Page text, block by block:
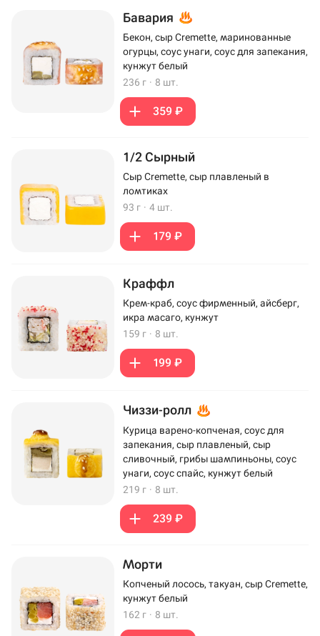
Бавария
Бекон, сыр Cremette, маринованные
огурцы, соус унаги, соус для запекания,
кунжут белый
236 г · 8 шт.
359 ₽
1/2 Сырный
Сыр Cremette, сыр плавленый в
ломтиках
93 г · 4 шт.
179 ₽
Краффл
Крем-краб, соус фирменный, айсберг,
икра масаго, кунжут
159 г · 8 шт.
199 ₽
Чиззи-ролл
Курица варено-копченая, соус для
запекания, сыр плавленый, сыр
сливочный, грибы шампиньоны, соус
унаги, соус спайс, кунжут белый
219 г · 8 шт.
239 ₽
Морти
Копченый лосось, такуан, сыр Cremette,
кунжут белый
162 г · 8 шт.